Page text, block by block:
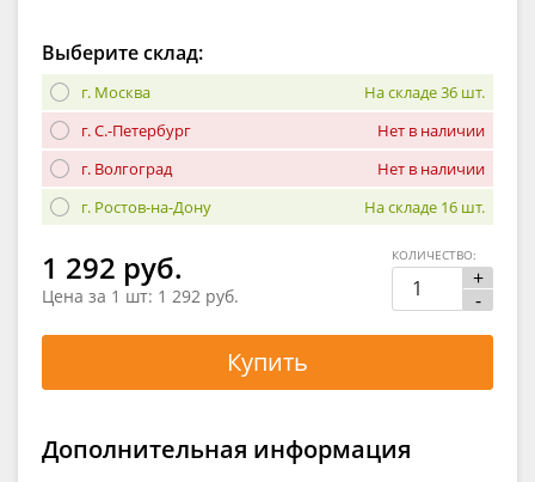
Выберите склад:
г. Москва
На складе 36 шт.
г. С.-Петербург
Нет в наличии
г. Волгоград
Нет в наличии
г. Ростов-на-Дону
На складе 16 шт.
1 292 руб.
Цена за 1 шт: 1 292 руб.
+
-
КОЛИЧЕСТВО:
Купить
Дополнительная информация